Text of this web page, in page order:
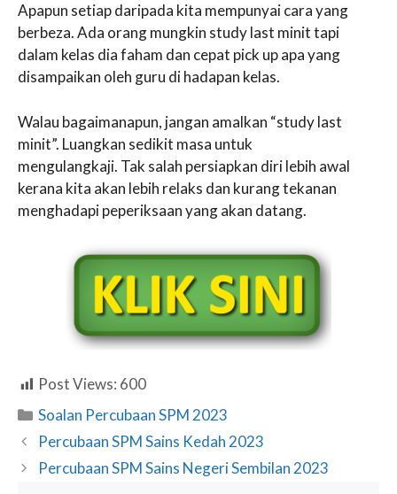
Apapun setiap daripada kita mempunyai cara yang
berbeza. Ada orang mungkin study last minit tapi
dalam kelas dia faham dan cepat pick up apa yang
disampaikan oleh guru di hadapan kelas.
Walau bagaimanapun, jangan amalkan “study last
minit”. Luangkan sedikit masa untuk
mengulangkaji. Tak salah persiapkan diri lebih awal
kerana kita akan lebih relaks dan kurang tekanan
menghadapi peperiksaan yang akan datang.
Post Views: 600
Categories
Soalan Percubaan SPM 2023
Percubaan SPM Sains Kedah 2023
Percubaan SPM Sains Negeri Sembilan 2023